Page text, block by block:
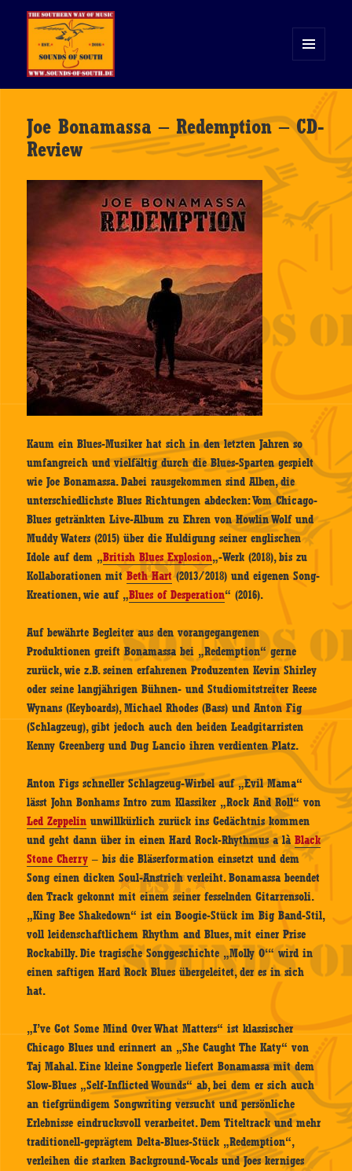
WIDGETS
Joe Bonamassa – Redemption – CD-
Review
Kaum ein Blues-Musiker hat sich in den letzten Jahren so
umfangreich und vielfältig durch die Blues-Sparten gespielt
wie Joe Bonamassa. Dabei rausgekommen sind Alben, die
unterschiedlichste Blues Richtungen abdecken: Vom Chicago-
Blues getränkten Live-Album zu Ehren von Howlin Wolf und
Muddy Waters (2015) über die Huldigung seiner englischen
Idole auf dem „British Blues Explosion„-Werk (2018), bis zu
Kollaborationen mitBeth Hart(2013/2018) und eigenen Song-
Kreationen, wie auf „Blues of Desperation“ (2016).
Auf bewährte Begleiter aus den vorangegangenen
Produktionen greift Bonamassa bei „Redemption“ gerne
zurück, wie z.B. seinen erfahrenen Produzenten Kevin Shirley
oder seine langjährigen Bühnen- und Studiomitstreiter Reese
Wynans (Keyboards), Michael Rhodes (Bass) und Anton Fig
(Schlagzeug), gibt jedoch auch den beiden Leadgitarristen
Kenny Greenberg und Dug Lancio ihren verdienten Platz.
Anton Figs schneller Schlagzeug-Wirbel auf „Evil Mama“
lässt John Bonhams Intro zum Klassiker „Rock And Roll“ von
Led Zeppelin unwillkürlich zurück ins Gedächtnis kommen
und geht dann über in einen Hard Rock-Rhythmus a làBlack
Stone Cherry – bis die Bläserformation einsetzt und dem
Song einen dicken Soul-Anstrich verleiht. Bonamassa beendet
den Track gekonnt mit einem seiner fesselnden Gitarrensoli.
„King Bee Shakedown“ ist ein Boogie-Stück im Big Band-Stil,
voll leidenschaftlichem Rhythm and Blues, mit einer Prise
Rockabilly. Die tragische Songgeschichte „Molly O‘“ wird in
einen saftigen Hard Rock Blues übergeleitet, der es in sich
hat.
„I’ve Got Some Mind Over What Matters“ ist klassischer
Chicago Blues und erinnert an „She Caught The Katy“ von
Taj Mahal. Eine kleine Songperle liefert Bonamassa mit dem
Slow-Blues „Self-Inflicted Wounds“ ab, bei dem er sich auch
an tiefgründigem Songwriting versucht und persönliche
Erlebnisse eindrucksvoll verarbeitet. Dem Titeltrack und mehr
traditionell-geprägtem Delta-Blues-Stück „Redemption“,
verleihen die starken Background-Vocals und Joes kerniges